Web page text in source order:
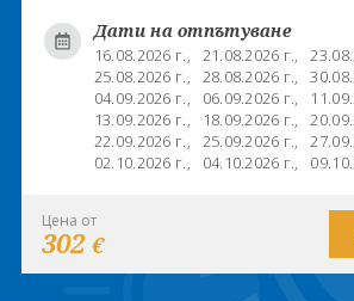
Дати на отпътуване
16.08.2026 г., 21.08.2026 г.,
25.08.2026 г., 28.08.2026 г.,
04.09.2026 г., 06.09.2026 г.,
13.09.2026 г.,
18.09.2026 г.,
22.09.2026 г., 25.09.2026 г.,
02.10.2026 г., 04.10.2026 г.,
Цена от
302 €